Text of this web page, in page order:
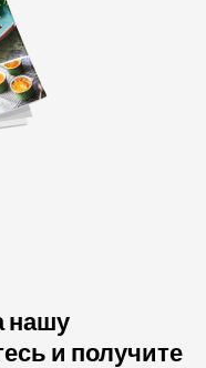
нашу
и получите